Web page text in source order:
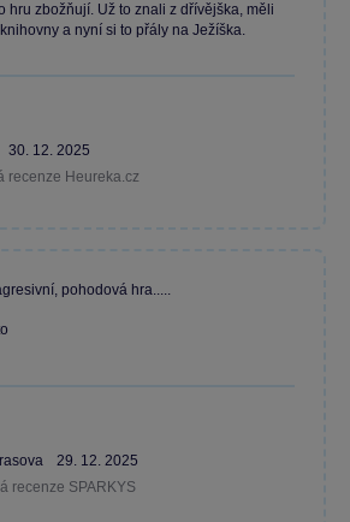
30. 12. 2025
recenze Heureka.cz
hru zbožňují. Už to znali z dřívějška, měli
a nyní si to přály na Ježíška.
29. 12. 2025
recenze SPARKYS
pohodová hra.....